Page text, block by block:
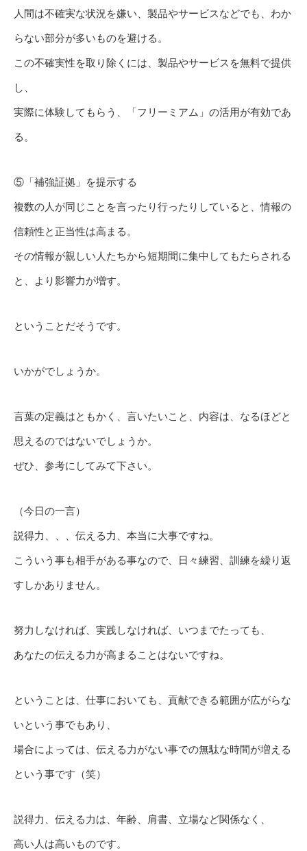
人間は不確実な状況を嫌い、製品やサービスなどでも、わか
らない部分が多いものを避ける。
この不確実性を取り除くには、製品やサービスを無料で提供
し、
実際に体験してもらう、「フリーミアム」の活用が有効であ
る。
⑤「補強証拠」を提示する
複数の人が同じことを言ったり行ったりしていると、情報の
信頼性と正当性は高まる。
その情報が親しい人たちから短期間に集中してもたらされる
と、より影響力が増す。
ということだそうです。
いかがでしょうか。
言葉の定義はともかく、言いたいこと、内容は、なるほどと
思えるのではないでしょうか。
ぜひ、参考にしてみて下さい。
（今日の一言）
説得力、、、伝える力、本当に大事ですね。
こういう事も相手がある事なので、日々練習、訓練を繰り返
すしかありません。
努力しなければ、実践しなければ、いつまでたっても、
あなたの伝える力が高まることはないですね。
ということは、仕事においても、貢献できる範囲が広がらな
いという事でもあり、
場合によっては、伝える力がない事での無駄な時間が増える
という事です（笑）
説得力、伝える力は、年齢、肩書、立場など関係なく、
高い人は高いものです。